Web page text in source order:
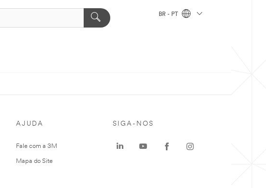
BR - PT
AJUDA
Fale com a 3M
Mapa do Site
SIGA-NOS